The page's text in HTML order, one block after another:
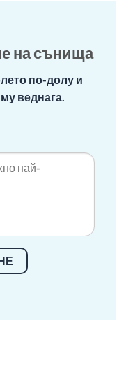
на сънища
по-долу и
веднага.